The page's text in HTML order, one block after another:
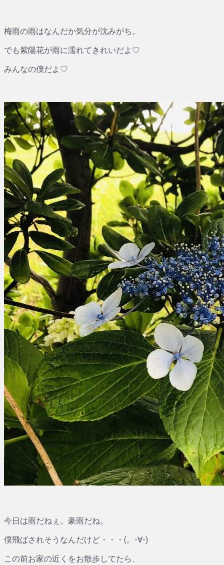
梅雨の雨はなんだか気分が沈みがち。
でも紫陽花が雨に濡れてきれいだよ♡
みんなの僕だよ♡
今日は雨だねぇ。豪雨だね。
僕飛ばされそうなんだけど・・・(。-∀-)
この前お家の近くをお散歩してたら、